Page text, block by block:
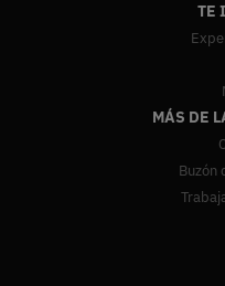
TE
MÁS DE
Buzón